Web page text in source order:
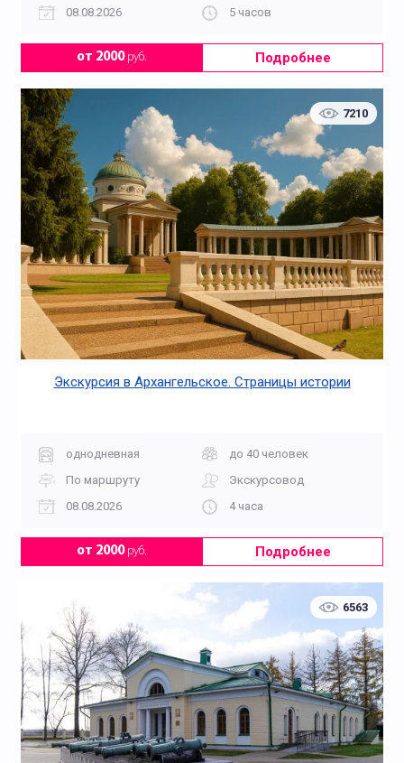
08.08.2026
5 часов
от 2000руб. Подробнее
7210
Экскурсия в Архангельское. Страницы истории
однодневная
до 40 человек
По маршруту
Экскурсовод
08.08.2026
4 часа
от 2000руб. Подробнее
6563